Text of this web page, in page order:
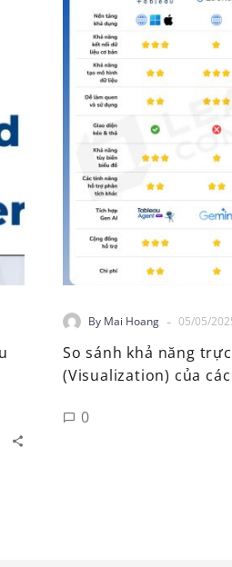
By Mai Hoang - 05/05/
So sánh khả năng
(Visualization) của
0